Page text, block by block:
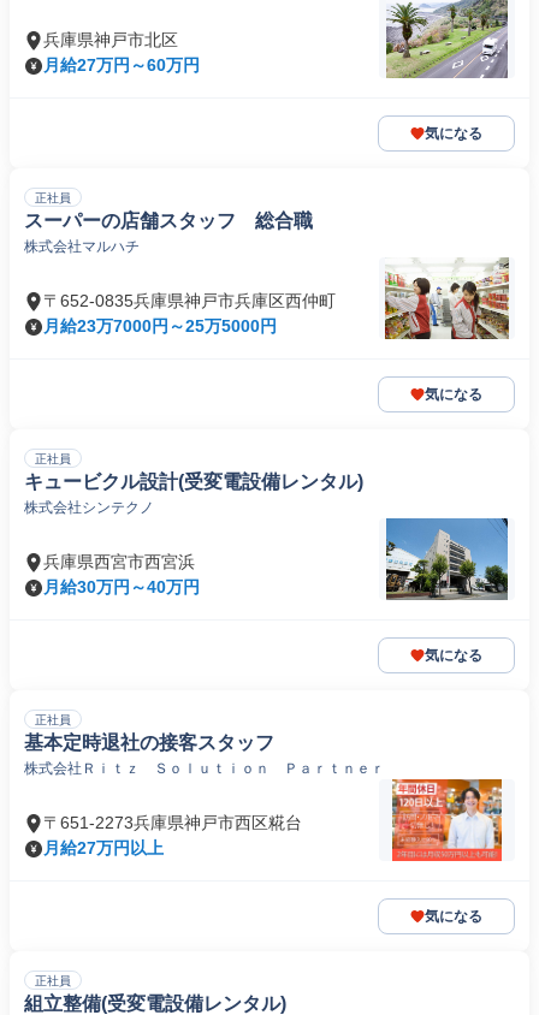
兵庫県神戸市北区
月給27万円～60万円
気になる
正社員
スーパーの店舗スタッフ 総合職
株式会社マルハチ
〒652-0835兵庫県神戸市兵庫区西仲町
月給23万7000円～25万5000円
気になる
正社員
キュービクル設計(受変電設備レンタル)
株式会社シンテクノ
兵庫県西宮市西宮浜
月給30万円～40万円
気になる
正社員
基本定時退社の接客スタッフ
株式会社Ｒｉｔｚ Ｓｏｌｕｔｉｏｎ Ｐａｒｔｎｅｒ
〒651-2273兵庫県神戸市西区糀台
月給27万円以上
気になる
正社員
組立整備(受変電設備レンタル)